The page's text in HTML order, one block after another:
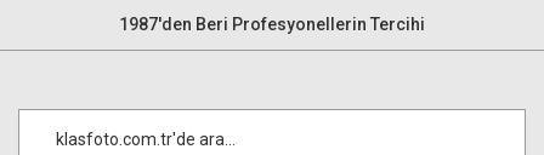
1987'den Beri Profesyonellerin Tercihi